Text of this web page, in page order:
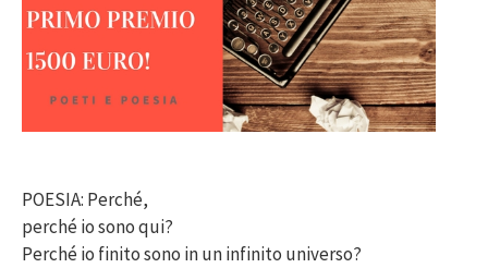
POESIA: Perché,
perché io sono qui?
Perché io finito sono in un infinito universo?